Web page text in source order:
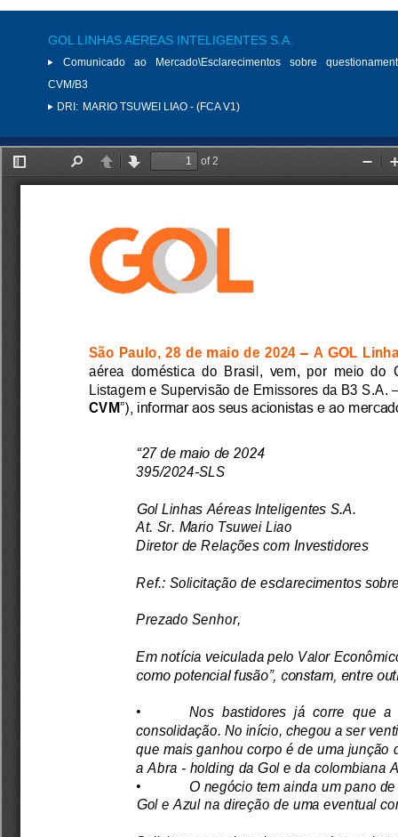
GOL LINHAS AEREAS INTELIGENTES S.A.
Comunicado ao Mercado\Esclarecimentos sobre
CVM/B3
DRI: MARIO TSUWEI LIAO - (FCA V1)